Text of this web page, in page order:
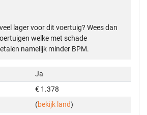
lager voor dit voertuig? Wees dan
welke met schade
namelijk minder BPM.
Ja
€ 1.378
(bekijk land)